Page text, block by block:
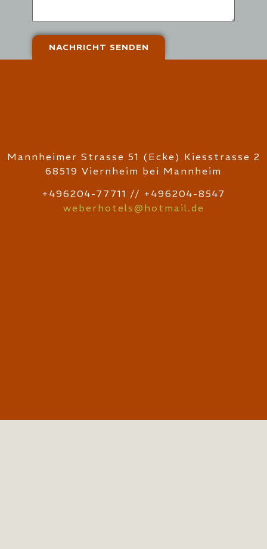
Mannheimer Strasse 51 (Ecke) Kiesstrasse 2
68519 Viernheim bei Mannheim
+496204-77711 // +496204-8547
weberhotels@hotmail.de